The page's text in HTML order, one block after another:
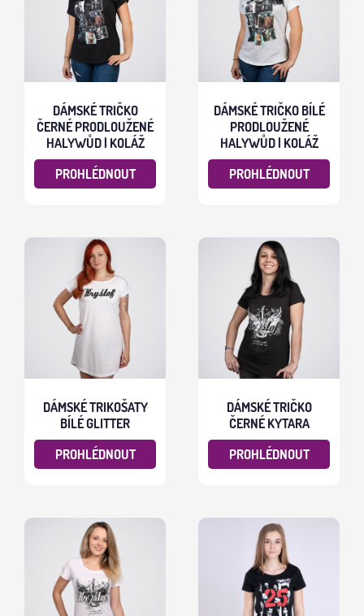
DÁMSKÉ TRIČKO
ČERNÉ PRODLOUŽENÉ
HALYWŮD | KOLÁŽ
PROHLÉDNOUT
DÁMSKÉ TRIČKO BÍLÉ
PRODLOUŽENÉ
HALYWŮD | KOLÁŽ
PROHLÉDNOUT
DÁMSKÉ TRIKOŠATY
BÍLÉ GLITTER
PROHLÉDNOUT
DÁMSKÉ TRIČKO
ČERNÉ KYTARA
PROHLÉDNOUT